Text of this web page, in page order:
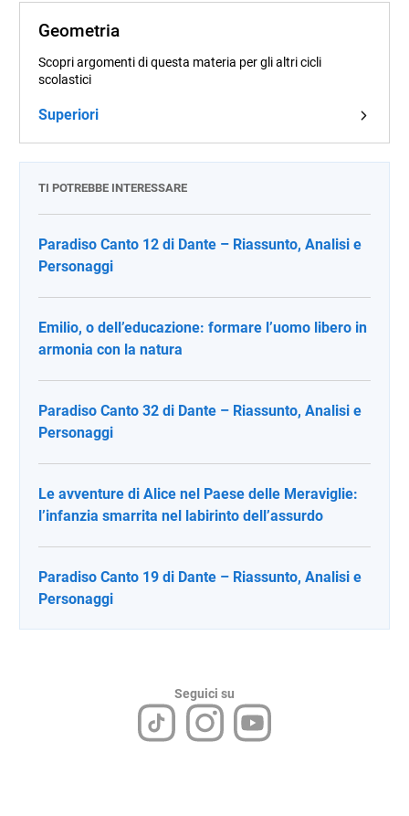
Geometria
Scopri argomenti di questa materia per gli altri cicli
scolastici
Superiori
TI POTREBBE INTERESSARE
Paradiso Canto 12 di Dante – Riassunto, Analisi e
Personaggi
Emilio, o dell’educazione: formare l’uomo libero in
armonia con la natura
Paradiso Canto 32 di Dante – Riassunto, Analisi e
Personaggi
Le avventure di Alice nel Paese delle Meraviglie:
l’infanzia smarrita nel labirinto dell’assurdo
Paradiso Canto 19 di Dante – Riassunto, Analisi e
Personaggi
Seguici su